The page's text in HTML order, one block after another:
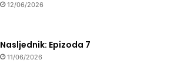
12/06/2026
Nasljednik: Epizoda 7
11/06/2026